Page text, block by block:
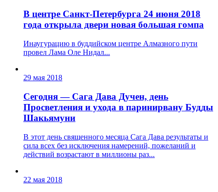
В центре Санкт-Петербурга 24 июня 2018
года открыла двери новая большая гомпа
Инаугурацию в буддийском центре Алмазного пути
провел Лама Оле Нидал...
29 мая 2018
Сегодня — Сага Дава Дучен, день
Просветления и ухода в паринирвану Будды
Шакьямуни
В этот день священного месяца Сага Дава результаты и
сила всех без исключения намерений, пожеланий и
действий возрастают в миллионы раз...
22 мая 2018